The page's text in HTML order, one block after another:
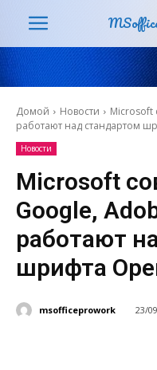
Домой Новости
Microsoft
работают над стандартом
Новости
Microsoft
Google,
работают
шрифта
msofficeprowork 23/